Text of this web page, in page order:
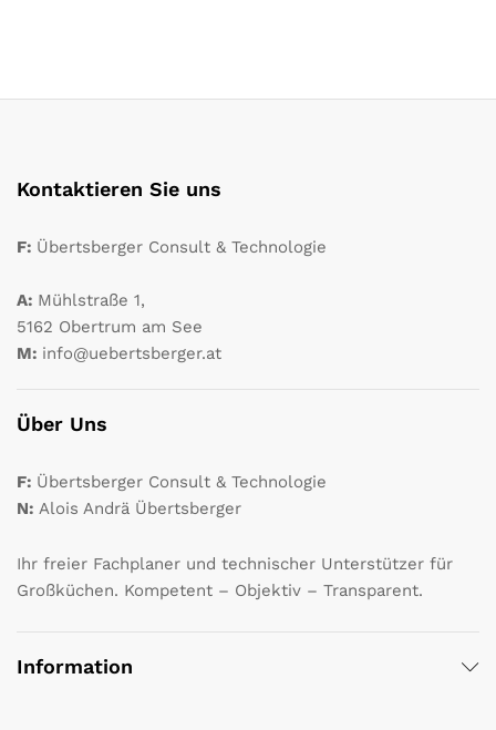
Kontaktieren Sie uns
F: Übertsberger Consult & Technologie
A: Mühlstraße 1,
5162 Obertrum am See
M: info@uebertsberger.at
Über Uns
F: Übertsberger Consult & Technologie
N: Alois Andrä Übertsberger
Ihr freier Fachplaner und technischer Unterstützer für
Großküchen. Kompetent – Objektiv – Transparent.
Information